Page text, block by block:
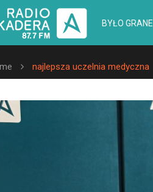
BYŁO GRANE
najlepsza uczelnia medyczna